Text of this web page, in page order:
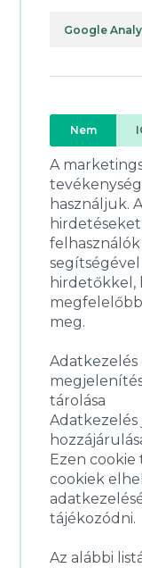
Google
Nem
A
használjuk.
felhasználók
hirdetőkkel,
meg.
Adatkezelés
tárolása
Adatkezelés
Ezen
cookiek
tájékozódni.
Az alábbi